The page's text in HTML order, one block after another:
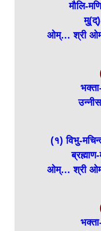
मौलि-
ओम्… श्री
(१) विभु-
ओम्… श्री